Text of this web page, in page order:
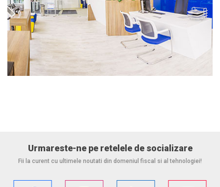
Urmareste-ne pe retelele de socializare
Fii la curent cu ultimele noutati din domeniul fiscal si al tehnologiei!